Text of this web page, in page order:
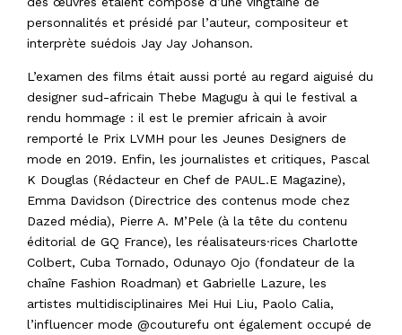
personnalités et présidé par l’auteur, compositeur et
interprète suédois Jay Jay Johanson.
L’examen des films était aussi porté au regard aiguisé du
designer sud-africain Thebe Magugu à qui le festival a
rendu hommage : il est le premier africain à avoir
remporté le Prix LVMH pour les Jeunes Designers de
mode en 2019. Enfin, les journalistes et critiques, Pascal
K Douglas (Rédacteur en Chef de PAUL.E Magazine),
Emma Davidson (Directrice des contenus mode chez
Dazed média), Pierre A. M’Pele (à la tête du contenu
éditorial de GQ France), les réalisateurs·rices Charlotte
Colbert, Cuba Tornado, Odunayo Ojo (fondateur de la
chaîne Fashion Roadman) et Gabrielle Lazure, les
artistes multidisciplinaires Mei Hui Liu, Paolo Calia,
l’influencer mode @couturefu ont également occupé de